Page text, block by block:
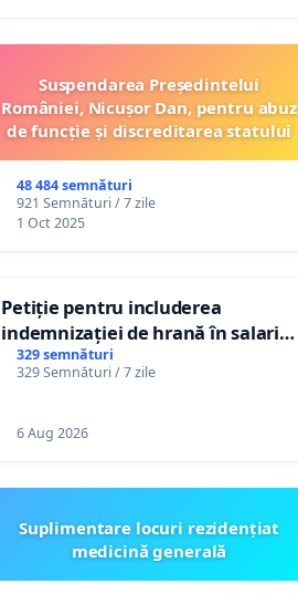
Suspendarea Președintelui
României, Nicușor Dan, pentru abuz
de funcție și discreditarea statului
48 484 semnături
921 Semnături / 7 zile
1 Oct 2025
Petiție pentru includerea
indemnizației de hrană în salariul
de bază și protejarea gradațiilor
de vechime pentru asistenții
329 semnături
329 Semnături / 7 zile
6 Aug 2026
Suplimentare locuri rezidențiat
medicină generală